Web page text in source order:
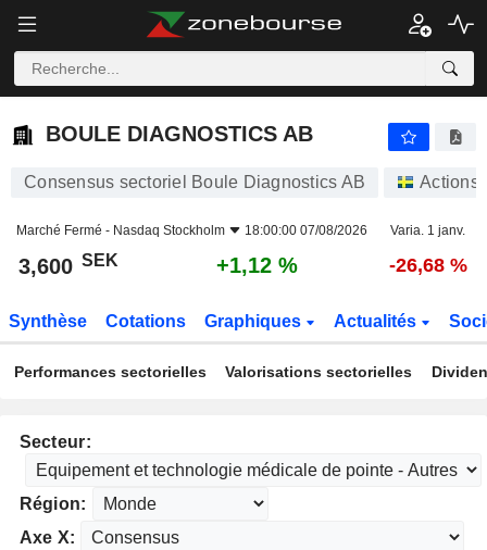
BOULE DIAGNOSTICS AB
BOULE DIAGNOSTICS AB
Consensus sectoriel Boule Diagnostics AB Actions
Marché Fermé - Nasdaq Stockholm 18:00:00 07/08/2026 Varia. 1 janv.
3,600 SEK +1,12 % -26,68 %
Synthèse Cotations Graphiques Actualités
Performances sectorielles Valorisations sectorielles
Secteur:
Région:
Axe X: